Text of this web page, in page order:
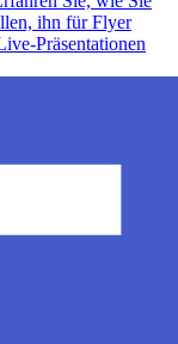
ihn für Flyer
Präsentationen